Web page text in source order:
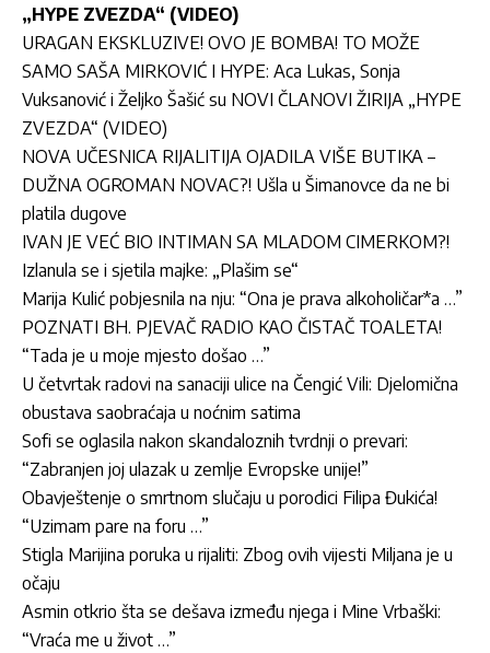
„HYPE ZVEZDA“ (VIDEO)
URAGAN EKSKLUZIVE! OVO JE BOMBA! TO MOŽE
SAMO SAŠA MIRKOVIĆ I HYPE: Aca Lukas, Sonja
Vuksanović i Željko Šašić su NOVI ČLANOVI ŽIRIJA „HYPE
ZVEZDA“ (VIDEO)
NOVA UČESNICA RIJALITIJA OJADILA VIŠE BUTIKA –
DUŽNA OGROMAN NOVAC?! Ušla u Šimanovce da ne bi
platila dugove
IVAN JE VEĆ BIO INTIMAN SA MLADOM CIMERKOM?!
Izlanula se i sjetila majke: „Plašim se“
Marija Kulić pobjesnila na nju: “Ona je prava alkoholičar*a …”
POZNATI BH. PJEVAČ RADIO KAO ČISTAČ TOALETA!
“Tada je u moje mjesto došao …”
U četvrtak radovi na sanaciji ulice na Čengić Vili: Djelomična
obustava saobraćaja u noćnim satima
Sofi se oglasila nakon skandaloznih tvrdnji o prevari:
“Zabranjen joj ulazak u zemlje Evropske unije!”
Obavještenje o smrtnom slučaju u porodici Filipa Đukića!
“Uzimam pare na foru …”
Stigla Marijina poruka u rijaliti: Zbog ovih vijesti Miljana je u
očaju
Asmin otkrio šta se dešava između njega i Mine Vrbaški:
“Vraća me u život …”